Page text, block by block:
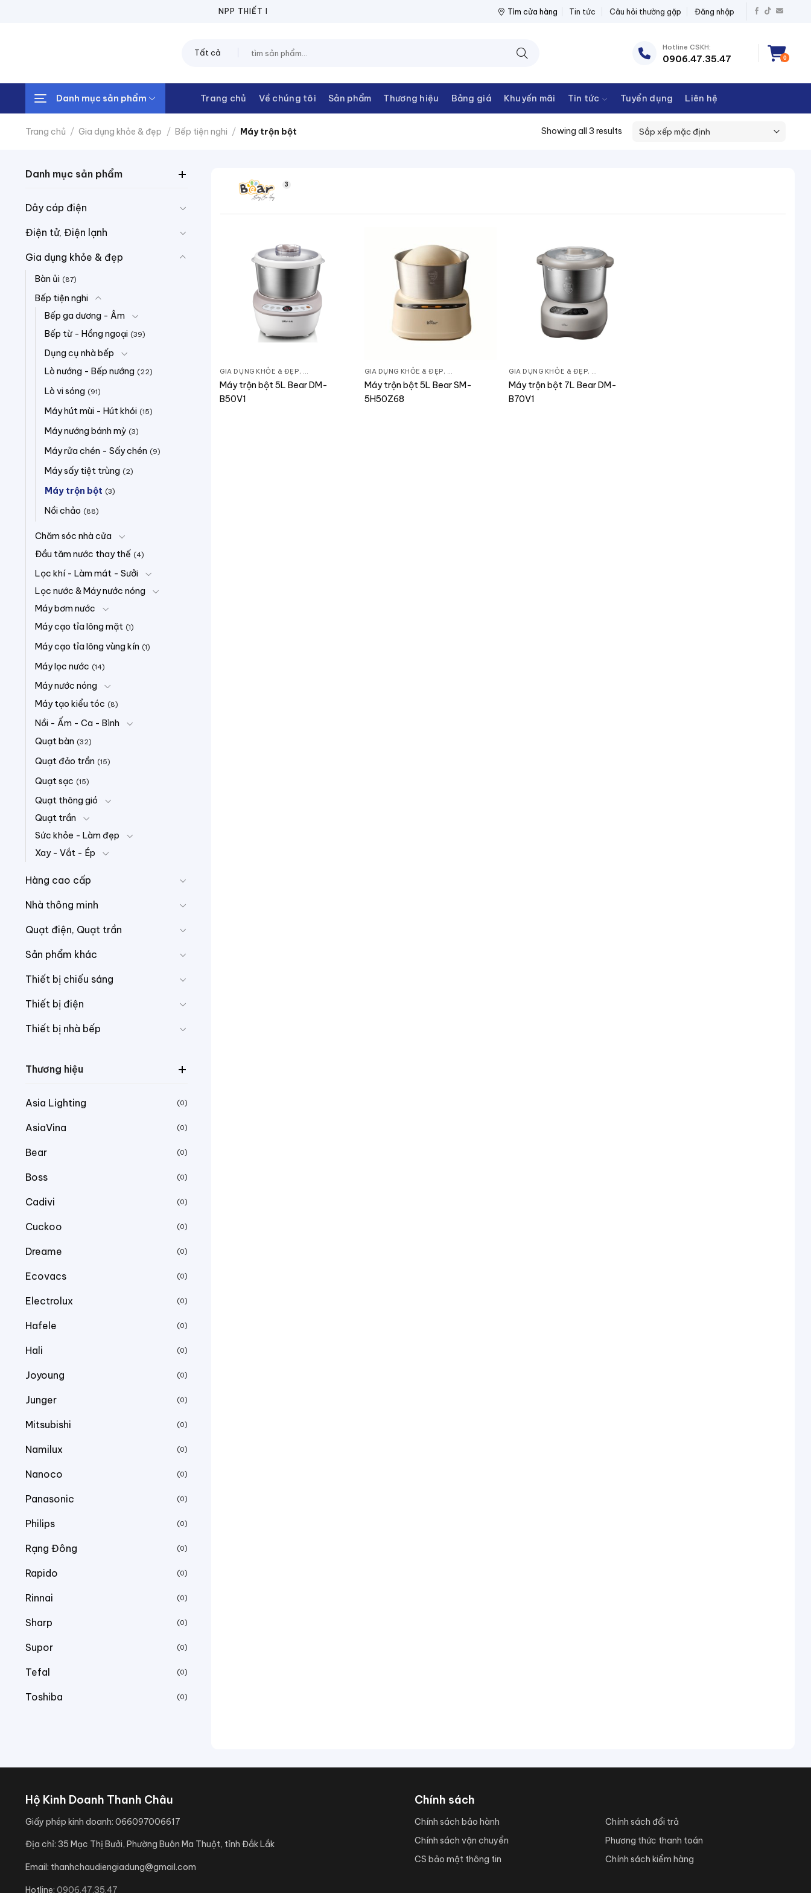
NPP THIẾT BỊ ĐIỆN THANH CHÂU NPP THIẾT BỊ ĐIỆN THANH CHÂU
Tìm cửa hàng Tin tức Câu hỏi thường gặp Đăng nhập
kiếm:
Hotline CSKH:
0906.47.35.47 0
Danh mục sản phẩm Trang chủ Về chúng tôi Sản phẩm Thương hiệu Bảng giá Khuyến mãi Tin tức Tuyển dụng Liên hệ
Trang chủ / Gia dụng khỏe & đẹp / Bếp tiện nghi / Máy trộn bột Showing all 3 results
Danh mục sản phẩm
Dây cáp điện
Điện tử, Điện lạnh
Gia dụng khỏe & đẹp
Bàn ủi (87)
Bếp tiện nghi
Bếp ga dương - Âm
Bếp từ - Hồng ngoại (39)
Dụng cụ nhà bếp
Lò nướng - Bếp nướng (22)
Lò vi sóng (91)
Máy hút mùi - Hút khói (15)
Máy nướng bánh mỳ (3)
Máy rửa chén - Sấy chén (9)
Máy sấy tiệt trùng (2)
Máy trộn bột (3)
Nồi chảo (88)
Chăm sóc nhà cửa
Đầu tăm nước thay thế (4)
Lọc khí - Làm mát - Sưởi
Lọc nước & Máy nước nóng
Máy bơm nước
Máy cạo tỉa lông mặt (1)
Máy cạo tỉa lông vùng kín (1)
Máy lọc nước (14)
Máy nước nóng
Máy tạo kiểu tóc (8)
Nồi - Ấm - Ca - Bình
Quạt bàn (32)
Quạt đảo trần (15)
Quạt sạc (15)
Quạt thông gió
Quạt trần
Sức khỏe - Làm đẹp
Xay - Vắt - Ép
Hàng cao cấp
Nhà thông minh
Quạt điện, Quạt trần
Sản phẩm khác
Thiết bị chiếu sáng
Thiết bị điện
Thiết bị nhà bếp
Thương hiệu
Asia Lighting (0)
AsiaVina (0)
Bear (0)
Boss (0)
Cadivi (0)
Cuckoo (0)
Dreame (0)
Ecovacs (0)
Electrolux (0)
Hafele (0)
Hali (0)
Joyoung (0)
Junger (0)
Mitsubishi (0)
Namilux (0)
Nanoco (0)
Panasonic (0)
Philips (0)
Rạng Đông (0)
Rapido (0)
Rinnai (0)
Sharp (0)
Supor (0)
Tefal (0)
Toshiba (0)
3
GIA DỤNG KHỎE & ĐẸP, BẾP TIỆN NGHI MÁY TRỘN BỘT
Máy trộn bột 5L Bear DM-
B50V1
GIA DỤNG KHỎE & ĐẸP, BẾP TIỆN NGHI MÁY TRỘN BỘT
Máy trộn bột 5L Bear SM-
5H50Z68
GIA DỤNG KHỎE & ĐẸP, BẾP TIỆN NGHI
Máy trộn bột 7L Bear DM-
B70V1
Hộ Kinh Doanh Thanh Châu
Giấy phép kinh doanh: 066097006617
Địa chỉ: 35 Mạc Thị Bưởi, Phường Buôn Ma Thuột, tỉnh Đắk Lắk
Email: thanhchaudiengiadung@gmail.com
Hotline: 0906.47.35.47
Chính sách
Chính sách bảo hành
Chính sách vận chuyển
CS bảo mật thông tin
Chính sách đổi trả
Phương thức thanh toán
Chính sách kiểm hàng